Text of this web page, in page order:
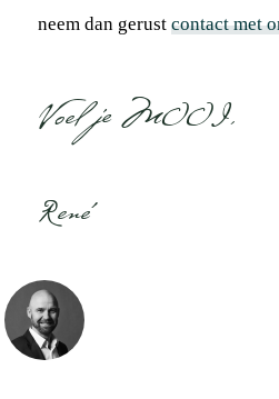
neem dan gerust contact met
Voel je MOOI,
René